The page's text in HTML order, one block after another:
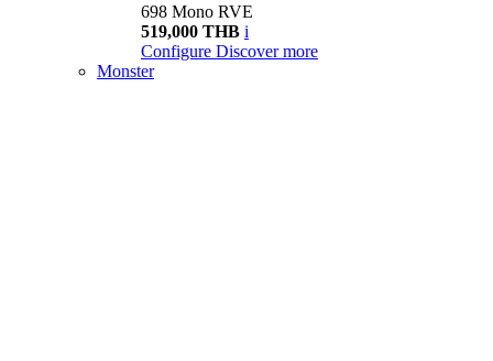
698 Mono RVE
519,000 THB i
Configure Discover more
Monster